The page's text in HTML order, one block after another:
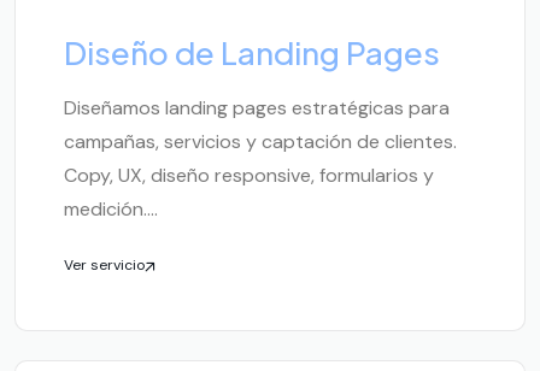
Diseño de Landing Pages
Diseñamos landing pages estratégicas para
campañas, servicios y captación de clientes.
Copy, UX, diseño responsive, formularios y
medición....
Ver servicio